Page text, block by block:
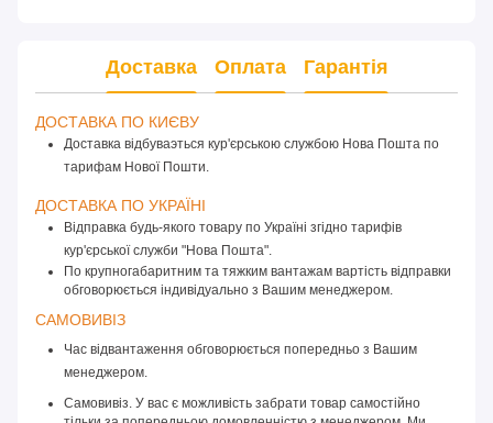
Доставка Оплата Гарантія
ДОСТАВКА ПО КИЄВУ
Доставка відбуваэться кур'єрською службою Нова Пошта по
тарифам Нової Пошти.
ДОСТАВКА ПО УКРАЇНІ
Відправка будь-якого товару по Україні згідно тарифів
кур'єрської служби "Нова Пошта".
По крупногабаритним та тяжким вантажам вартість відправки
обговорюється індивідуально з Вашим менеджером.
САМОВИВІЗ
Час відвантаження обговорюється попередньо з Вашим
менеджером.
Самовивіз. У вас є можливість забрати товар самостійно